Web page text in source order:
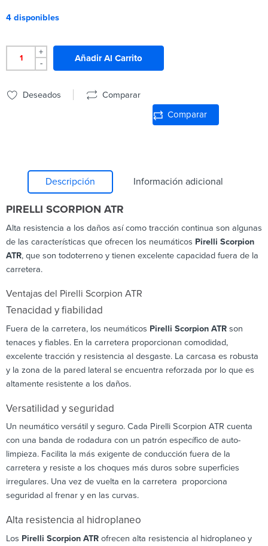
4 disponibles
+
-
Añadir Al Carrito
Deseados Comparar
Comparar
Descripción Información adicional
PIRELLI SCORPION ATR
Alta resistencia a los daños así como tracción continua son algunas
de las características que ofrecen los neumáticos Pirelli Scorpion
ATR, que son todoterreno y tienen excelente capacidad fuera de la
carretera.
Ventajas del Pirelli Scorpion ATR
Tenacidad y fiabilidad
Fuera de la carretera, los neumáticos Pirelli Scorpion ATR son
tenaces y fiables. En la carretera proporcionan comodidad,
excelente tracción y resistencia al desgaste. La carcasa es robusta
y la zona de la pared lateral se encuentra reforzada por lo que es
altamente resistente a los daños.
Versatilidad y seguridad
Un neumático versátil y seguro. Cada Pirelli Scorpion ATR cuenta
con una banda de rodadura con un patrón específico de auto-
limpieza. Facilita la más exigente de conducción fuera de la
carretera y resiste a los choques más duros sobre superficies
irregulares. Una vez de vuelta en la carretera proporciona
seguridad al frenar y en las curvas.
Alta resistencia al hidroplaneo
Los Pirelli Scorpion ATR ofrecen alta resistencia al hidroplaneo y